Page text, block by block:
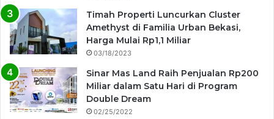
Timah Properti Luncurkan Cluster
Amethyst di Familia Urban Bekasi,
Harga Mulai Rp1,1 Miliar
03/18/2023
Sinar Mas Land Raih Penjualan Rp200
Miliar dalam Satu Hari di Program
Double Dream
02/25/2022